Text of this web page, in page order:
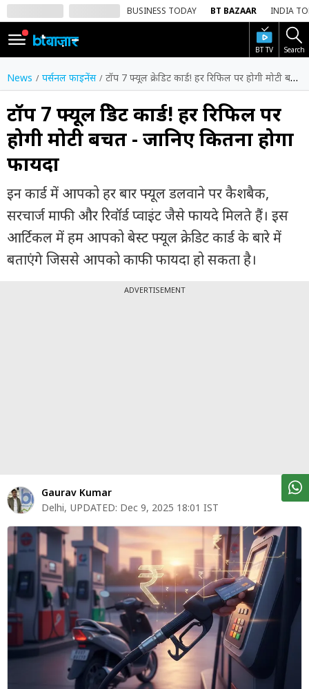
BUSINESS TODAY BT BAZAAR INDIA
BT TV Search
SIGN
IN
Dark
Mode
होम
शेयर
बाज़ार
वीडियो
ट्रेंडिंग
शेयर
बाज़ार
ट्रेंडिंग
बिजनेस
न्यूज
वीडियो
म्यूचुअल
फंड
News पर्सनल फाइनेंस टॉप 7 फ्यूल क्रेडिट कार्ड! हर रिफिल पर होगी मोटी बचत - जानिए कितना होगा फायदा
टॉप 7 फ्यूल क्रेडिट कार्ड! हर रिफिल पर
होगी मोटी बचत - जानिए कितना होगा
फायदा
इन कार्ड में आपको हर बार फ्यूल डलवाने पर कैशबैक,
सरचार्ज माफी और रिवॉर्ड प्वाइंट जैसे फायदे मिलते हैं। इस
आर्टिकल में हम आपको बेस्ट फ्यूल क्रेडिट कार्ड के बारे में
बताएंगे जिससे आपको काफी फायदा हो सकता है।
ADVERTISEMENT
Gaurav Kumar
Delhi, UPDATED: Dec 9, 2025 18:01 IST